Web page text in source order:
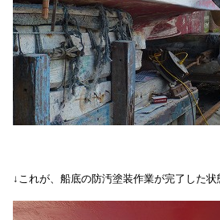
↓これが、船底の防汚塗装作業が完了した状